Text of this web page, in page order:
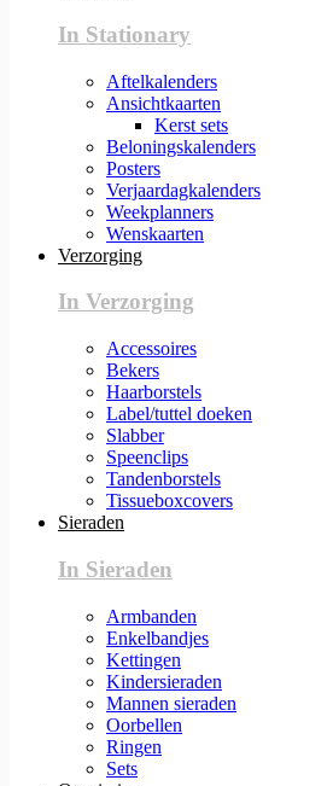
In Stationary
Aftelkalenders
Ansichtkaarten
Kerst sets
Beloningskalenders
Posters
Verjaardagkalenders
Weekplanners
Wenskaarten
Verzorging
In Verzorging
Accessoires
Bekers
Haarborstels
Label/tuttel doeken
Slabber
Speenclips
Tandenborstels
Tissueboxcovers
Sieraden
In Sieraden
Armbanden
Enkelbandjes
Kettingen
Kindersieraden
Mannen sieraden
Oorbellen
Ringen
Sets